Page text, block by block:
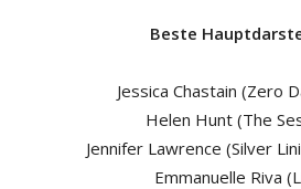
Beste
Jessica Chastain (Zero
Helen Hunt (The
Jennifer Lawrence (Silver
Emmanuelle Riva